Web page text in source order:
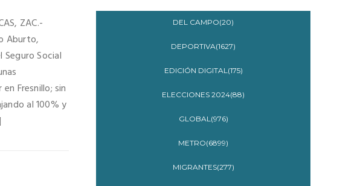
ZAC.-
Aburto,
Social
Fresnillo; sin
al 100% y
DEL CAMPO(20)
DEPORTIVA(1627)
EDICIÓN DIGITAL(175)
ELECCIONES 2024(88)
GLOBAL(976)
METRO(6899)
MIGRANTES(277)